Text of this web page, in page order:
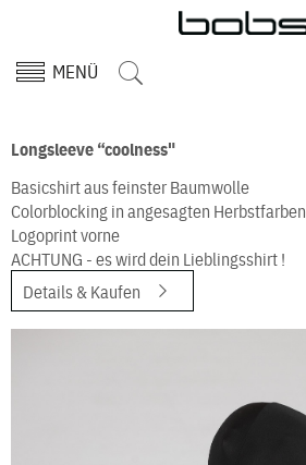
MENÜ
Longsleeve “coolness"
Basicshirt aus feinster Baumwolle
Colorblocking in angesagten Herbstfarben
Logoprint vorne
ACHTUNG - es wird dein Lieblingsshirt !
Details & Kaufen